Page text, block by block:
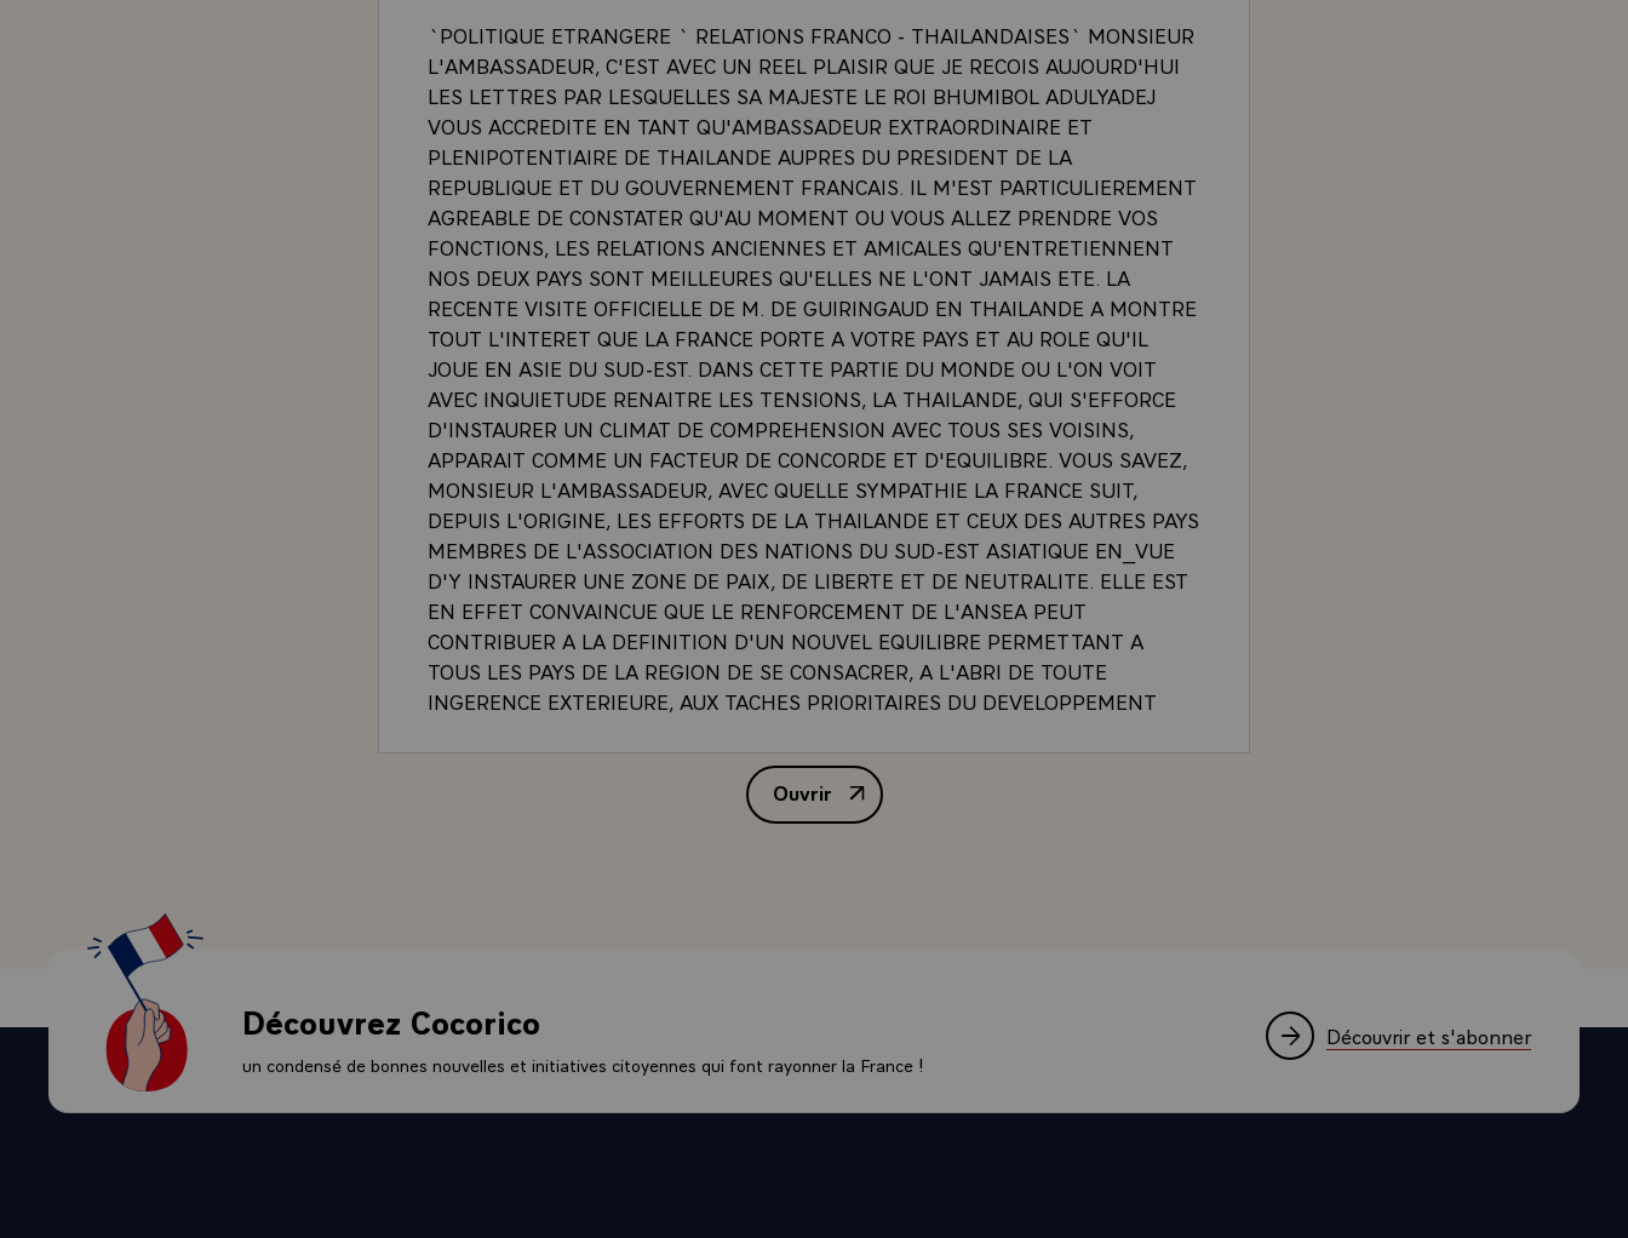
`POLITIQUE ETRANGERE ` RELATIONS FRANCO - THAILANDAISES` MONSIEUR
L'AMBASSADEUR, C'EST AVEC UN REEL PLAISIR QUE JE RECOIS AUJOURD'HUI
LES LETTRES PAR LESQUELLES SA MAJESTE LE ROI BHUMIBOL ADULYADEJ
VOUS ACCREDITE EN TANT QU'AMBASSADEUR EXTRAORDINAIRE ET
PLENIPOTENTIAIRE DE THAILANDE AUPRES DU PRESIDENT DE LA
REPUBLIQUE ET DU GOUVERNEMENT FRANCAIS. IL M'EST PARTICULIEREMENT
AGREABLE DE CONSTATER QU'AU MOMENT OU VOUS ALLEZ PRENDRE VOS
FONCTIONS, LES RELATIONS ANCIENNES ET AMICALES QU'ENTRETIENNENT
NOS DEUX PAYS SONT MEILLEURES QU'ELLES NE L'ONT JAMAIS ETE. LA
RECENTE VISITE OFFICIELLE DE M. DE GUIRINGAUD EN THAILANDE A MONTRE
TOUT L'INTERET QUE LA FRANCE PORTE A VOTRE PAYS ET AU ROLE QU'IL
JOUE EN ASIE DU SUD-EST. DANS CETTE PARTIE DU MONDE OU L'ON VOIT
AVEC INQUIETUDE RENAITRE LES TENSIONS, LA THAILANDE, QUI S'EFFORCE
D'INSTAURER UN CLIMAT DE COMPREHENSION AVEC TOUS SES VOISINS,
APPARAIT COMME UN FACTEUR DE CONCORDE ET D'EQUILIBRE. VOUS SAVEZ,
MONSIEUR L'AMBASSADEUR, AVEC QUELLE SYMPATHIE LA FRANCE SUIT,
DEPUIS L'ORIGINE, LES EFFORTS DE LA THAILANDE ET CEUX DES AUTRES PAYS
MEMBRES DE L'ASSOCIATION DES NATIONS DU SUD-EST ASIATIQUE EN_VUE
D'Y INSTAURER UNE ZONE DE PAIX, DE LIBERTE ET DE NEUTRALITE. ELLE EST
EN EFFET CONVAINCUE QUE LE RENFORCEMENT DE L'ANSEA PEUT
CONTRIBUER A LA DEFINITION D'UN NOUVEL EQUILIBRE PERMETTANT A
TOUS LES PAYS DE LA REGION DE SE CONSACRER, A L'ABRI DE TOUTE
INGERENCE EXTERIEURE, AUX TACHES PRIORITAIRES DU DEVELOPPEMENT
CHACUN. AUSSI BIEN, LA RENCONTRE QUI S'EST TENUE RECEMMENT A
BRUXELLES ENTRE LES MINISTRES DES AFFAIRES ETRANGERES DE LA CEE ET
DE L'ANSEA MONTRE QUE L'ENSEMBLE DES PAYS EUROPEENS APPORTE
RELATIONS CULTURELLES ET SURTOUT ECONOMIQUES. TEL POURRAIT ETRE,
MONSIEUR L'AMBASSADEUR, L'UN DES OBJECTIFS PRINCIPAUX DE VOTRE
Ouvrir
ALLOCUTION DE M. GISCARD D'ESTAING A L'OCCASION DE LA REMISE DES
Découvrez Cocorico
un condensé de bonnes nouvelles et initiatives citoyennes qui font rayonner la France !
Découvrir et s'abonner